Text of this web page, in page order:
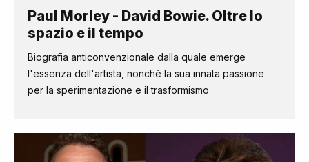
Paul Morley - David Bowie. Oltre lo
spazio e il tempo
Biografia anticonvenzionale dalla quale emerge
l'essenza dell'artista, nonchè la sua innata passione
per la sperimentazione e il trasformismo